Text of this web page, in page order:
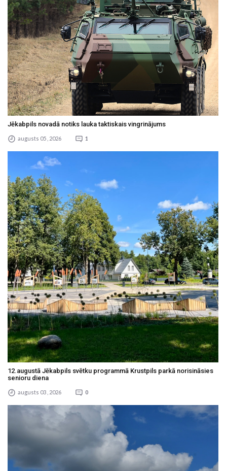
Jēkabpils novadā notiks lauka taktiskais vingrinājums
augusts 05 , 2026 1
12.augustā Jēkabpils svētku programmā Krustpils parkā norisināsies
senioru diena
augusts 03 , 2026 0